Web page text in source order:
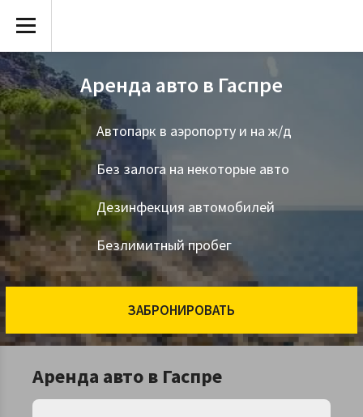
Аренда авто в Гаспре
Автопарк в аэропорту и на ж/д
Без залога на некоторые авто
Дезинфекция автомобилей
Безлимитный пробег
ЗАБРОНИРОВАТЬ
Аренда авто в Гаспре